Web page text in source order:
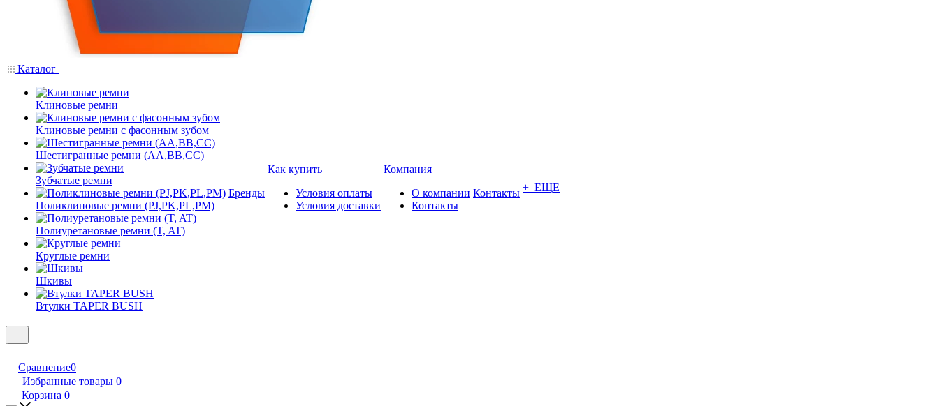
Каталог
Клиновые ремни
Клиновые ремни с фасонным зубом
Шестигранные ремни (AA,BB,CC)
Зубчатые ремни
Поликлиновые ремни (PJ,PK,PL,PM)
Полиуретановые ремни (T, AT)
Круглые ремни
Шкивы
Втулки TAPER BUSH
Бренды
Как купить
Условия оплаты
Условия доставки
Компания
О компании
Контакты
Контакты + ЕЩЕ
Сравнение0
Избранные товары 0
Корзина 0